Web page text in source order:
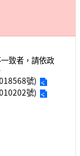
致者，請依政
號)
號)